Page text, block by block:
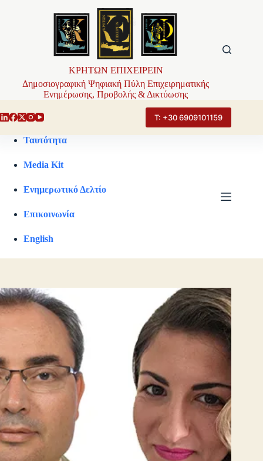
ΚΡΗΤΩΝ ΕΠΙΧΕΙΡΕΙΝ
Δημοσιογραφική Ψηφιακή Πύλη Επιχειρηματικής
Ενημέρωσης, Προβολής & Δικτύωσης
Τ: +30 6909101159
Ταυτότητα
Media Kit
Ενημερωτικό Δελτίο
Επικοινωνία
English